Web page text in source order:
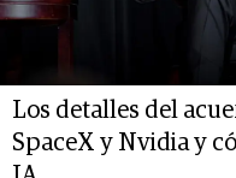
Los detalles del
SpaceX y Nvidia y